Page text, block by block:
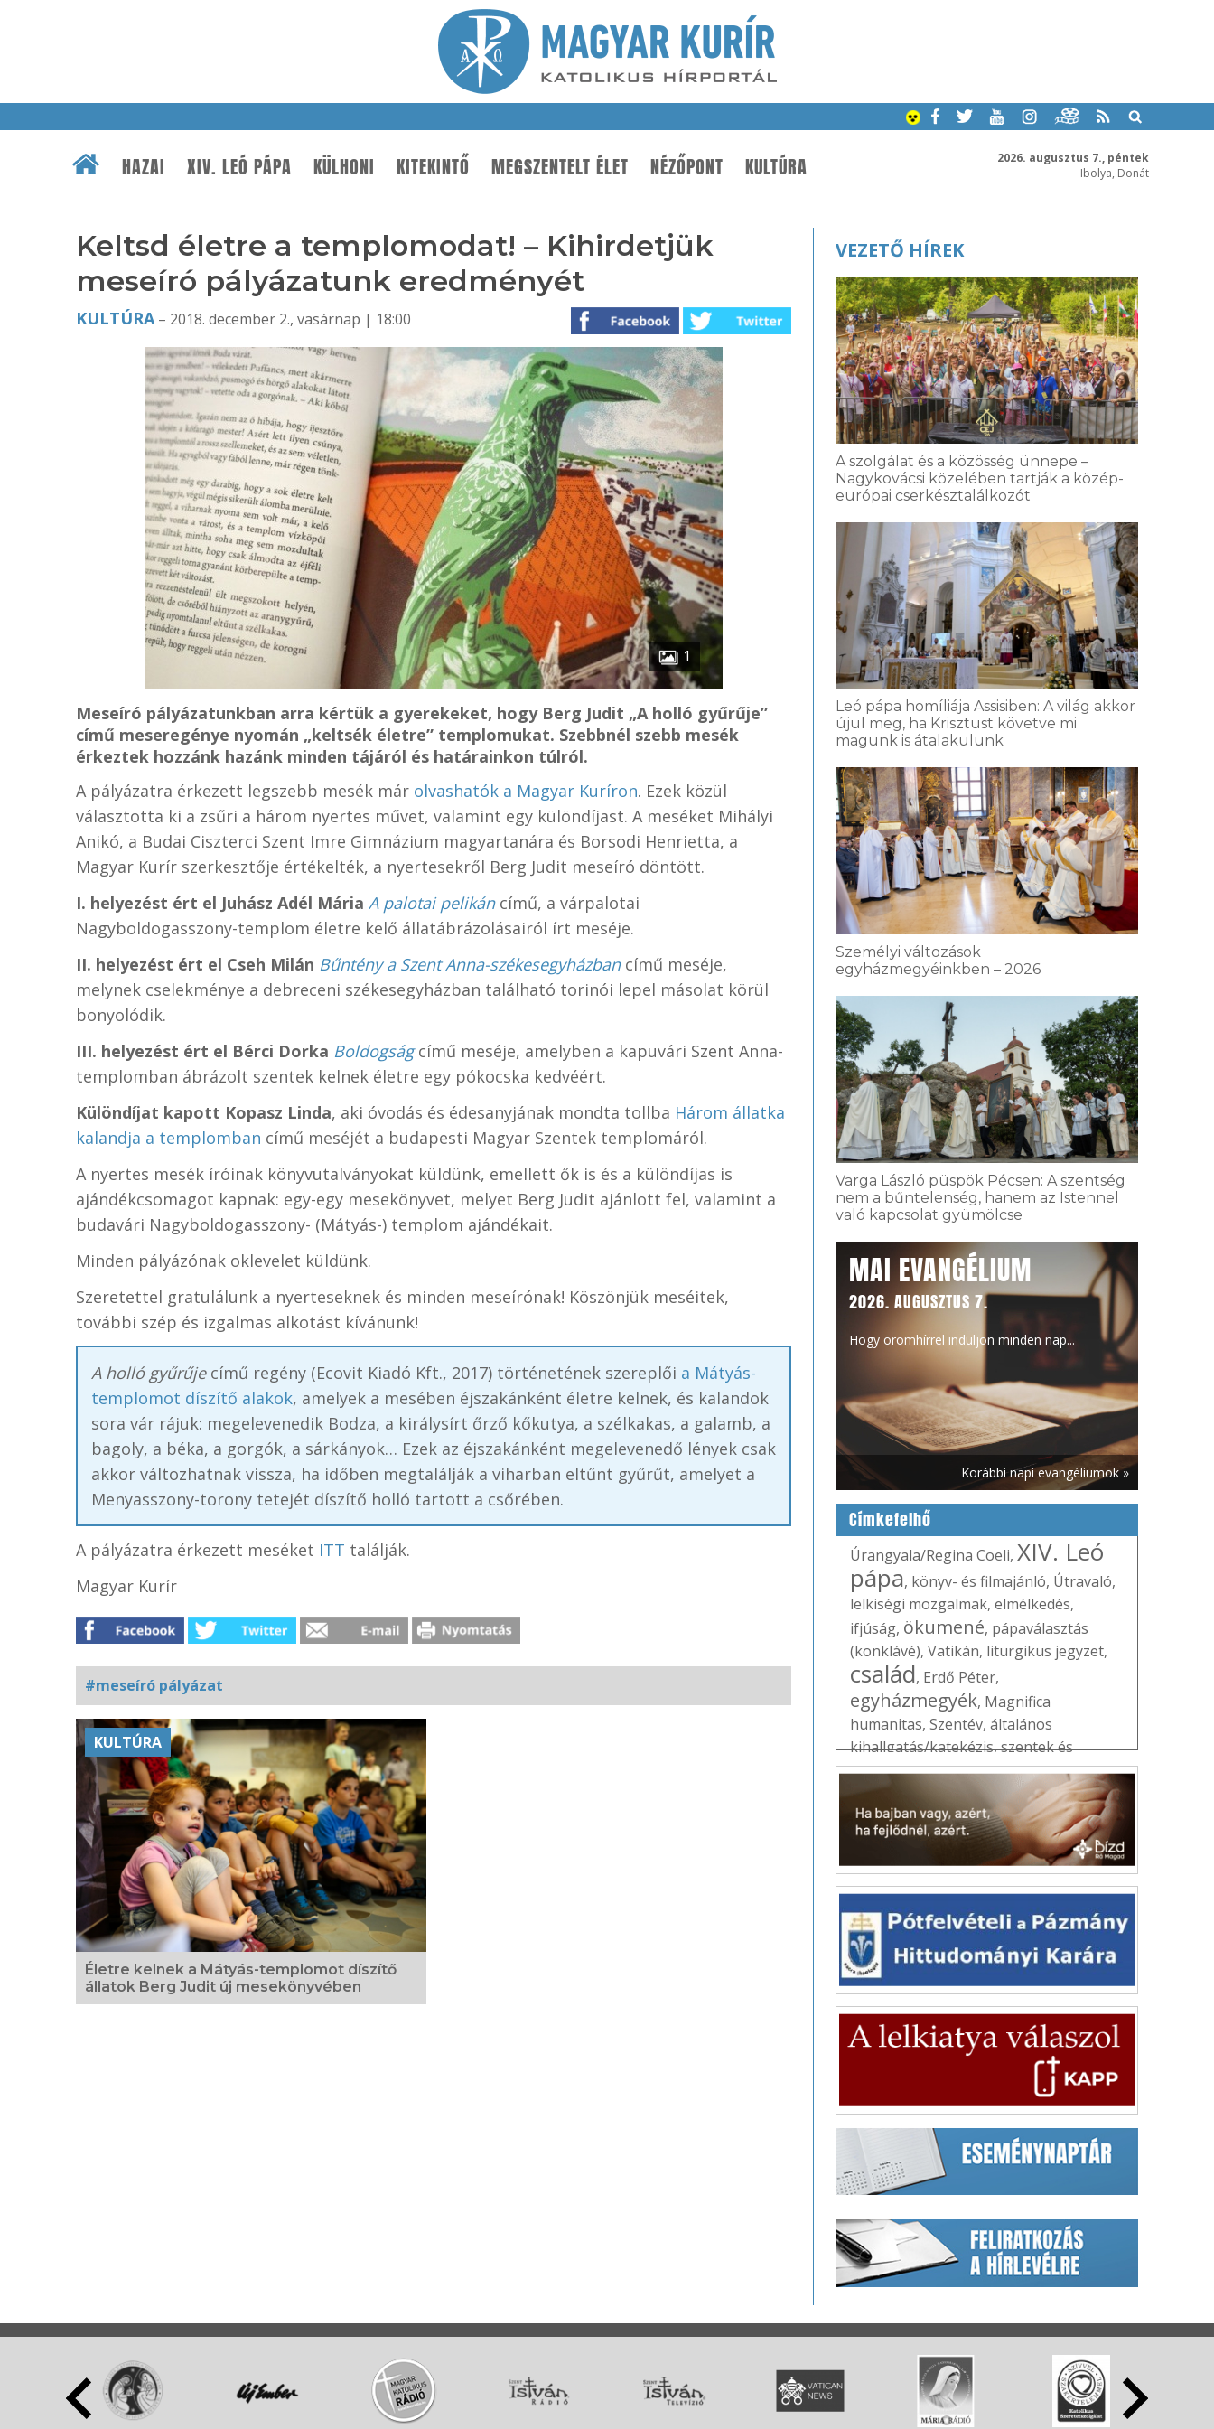
2026. augusztus 7., péntek
Ibolya, Donát
HAZAI XIV. LEÓ PÁPA KÜLHONI KITEKINTŐ MEGSZENTELT ÉLET NÉZŐPONT KULTÚRA
Keltsd életre a templomodat! – Kihirdetjük
meseíró pályázatunk eredményét
KULTÚRA– 2018. december 2., vasárnap | 18:00
1
Meseíró pályázatunkban arra kértük a gyerekeket, hogy Berg Judit „A holló gyűrűje”
című meseregénye nyomán „keltsék életre” templomukat. Szebbnél szebb mesék
érkeztek hozzánk hazánk minden tájáról és határainkon túlról.
A pályázatra érkezett legszebb mesék már olvashatók a Magyar Kuríron. Ezek közül
választotta ki a zsűri a három nyertes művet, valamint egy különdíjast. A meséket Mihályi
Anikó, a Budai Ciszterci Szent Imre Gimnázium magyartanára és Borsodi Henrietta, a
Magyar Kurír szerkesztője értékelték, a nyertesekről Berg Judit meseíró döntött.
I. helyezést ért el Juhász Adél Mária A palotai pelikáncímű, a várpalotai
Nagyboldogasszony-templom életre kelő állatábrázolásairól írt meséje.
II. helyezést ért el Cseh Milán Bűntény a Szent Anna-székesegyházbancímű meséje,
melynek cselekménye a debreceni székesegyházban található torinói lepel másolat körül
bonyolódik.
III. helyezést ért el Bérci Dorka Boldogság című meséje, amelyben a kapuvári Szent Anna-
templomban ábrázolt szentek kelnek életre egy pókocska kedvéért.
Különdíjat kapott Kopasz Linda, aki óvodás és édesanyjának mondta tollba Három állatka
kalandja a templomban című meséjét a budapesti Magyar Szentek templomáról.
A nyertes mesék íróinak könyvutalványokat küldünk, emellett ők is és a különdíjas is
ajándékcsomagot kapnak: egy-egy mesekönyvet, melyet Berg Judit ajánlott fel, valamint a
budavári Nagyboldogasszony- (Mátyás-) templom ajándékait.
Minden pályázónak oklevelet küldünk.
Szeretettel gratulálunk a nyerteseknek és minden meseírónak! Köszönjük meséitek,
további szép és izgalmas alkotást kívánunk!
A holló gyűrűjecímű regény (Ecovit Kiadó Kft., 2017) történetének szereplői a Mátyás-
templomot díszítő alakok, amelyek a mesében éjszakánként életre kelnek, és kalandok
sora vár rájuk: megelevenedik Bodza, a királysírt őrző kőkutya, a szélkakas, a galamb, a
bagoly, a béka, a gorgók, a sárkányok… Ezek az éjszakánként megelevenedő lények csak
akkor változhatnak vissza, ha időben megtalálják a viharban eltűnt gyűrűt, amelyet a
Menyasszony-torony tetejét díszítő holló tartott a csőrében.
A pályázatra érkezett meséket ITT találják.
Magyar Kurír
#meseíró pályázat
Kapcsolódó
fotógaléria
KULTÚRA
Életre kelnek a Mátyás-templomot díszítő
állatok Berg Judit új mesekönyvében
VEZETŐ HÍREK
A szolgálat és a közösség ünnepe –
Nagykovácsi közelében tartják a közép-
európai cserkésztalálkozót
Leó pápa homíliája Assisiben: A világ akkor
újul meg, ha Krisztust követve mi
magunk is átalakulunk
Személyi változások
egyházmegyéinkben – 2026
Varga László püspök Pécsen: A szentség
nem a bűntelenség, hanem az Istennel
való kapcsolat gyümölcse
MAI EVANGÉLIUM
2026. AUGUSZTUS 7.
Hogy örömhírrel induljon minden nap...
Korábbi napi evangéliumok »
Címkefelhő
Úrangyala/Regina Coeli, XIV. Leó
pápa, könyv- és filmajánló, Útravaló,
lelkiségi mozgalmak, elmélkedés,
ifjúság, ökumené, pápaválasztás
(konklávé), Vatikán, liturgikus jegyzet,
család, Erdő Péter,
egyházmegyék, Magnifica
humanitas, Szentév, általános
kihallgatás/katekézis,szentek és
boldogok